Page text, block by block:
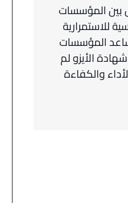
بين المؤسسات
للاستمرارية
المؤسسات
الأيزو لم
والكفاءة